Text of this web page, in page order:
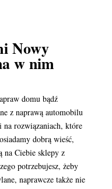
Nowy
w nim
domu bądź
z naprawą automobilu
na rozwiązaniach, które
dobrą wieść,
na Ciebie sklepy z
potrzebujesz, żeby
naprawcze także nie